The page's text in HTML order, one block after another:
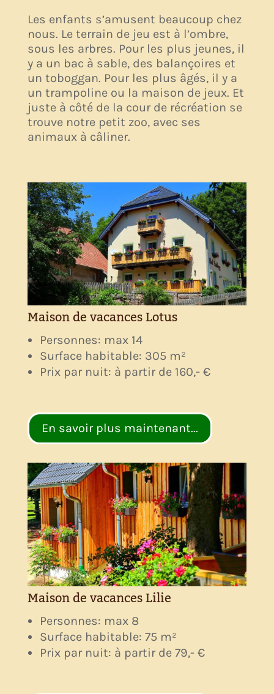
Les enfants s’amusent beaucoup chez
nous. Le terrain de jeu est à l’ombre,
sous les arbres. Pour les plus jeunes, il
y a un bac à sable, des balançoires et
un toboggan. Pour les plus âgés, il y a
un trampoline ou la maison de jeux. Et
juste à côté de la cour de récréation se
trouve notre petit zoo, avec ses
animaux à câliner.
Maison de vacances Lotus
Personnes: max 14
Surface habitable: 305 m²
Prix par nuit: à partir de 160,- €
En savoir plus maintenant...
Maison de vacances Lilie
Personnes: max 8
Surface habitable: 75 m²
Prix par nuit: à partir de 79,- €